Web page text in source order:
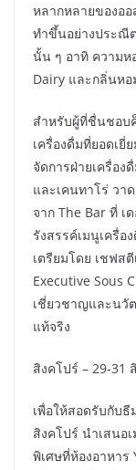
หลากหลายของอ
ทำขึ้นอย่างประณี
นั้น ๆ อาทิ ความ
Dairy และกลิ่นหอ
สำหรับผู้ที่ชื่นชอบ
เครื่องดื่มที่ยอดเยี่
จัดการฝ่ายเครื่อง
และเคนทาโร่ วา
จาก The Bar ที่ เ
รังสรรค์เมนูเครื่อ
เตรียมโดย เชฟส
Executive Sous
เชี่ยวชาญและนวั
แท้จริง
สิงคโปร์ – 29-31
เพื่อให้สอดรับกับธี
สิงคโปร์ นำเสนอ
พิเศษที่ห้องอาหาร